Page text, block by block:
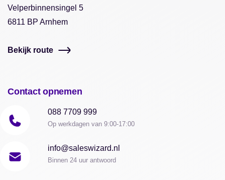
Velperbinnensingel 5
6811 BP Arnhem
Bekijk route
Contact opnemen
088 7709 999
Op werkdagen van 9:00-17:00
info@saleswizard.nl
Binnen 24 uur antwoord